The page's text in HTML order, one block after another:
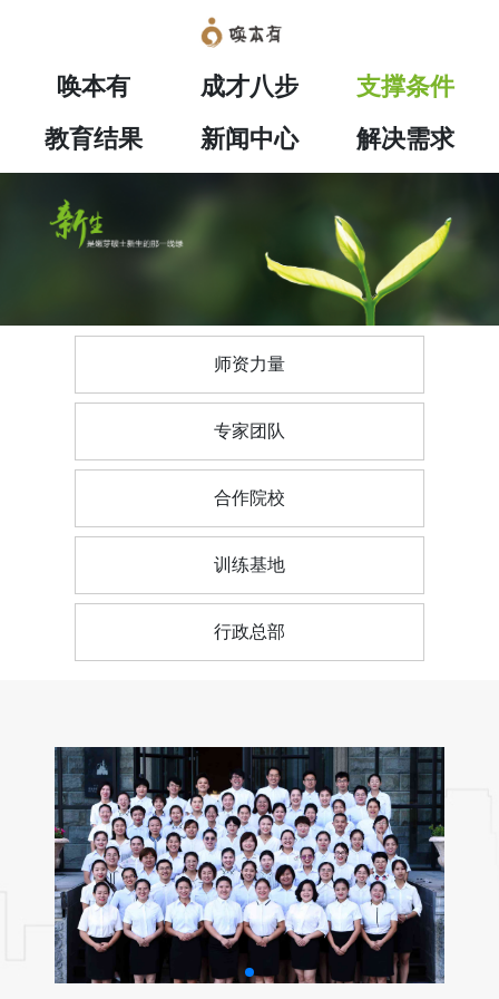
唤本有 成才八步
支撑条件
教育结果
新闻中心 解决需求
师资力量
专家团队
合作院校
训练基地
行政总部